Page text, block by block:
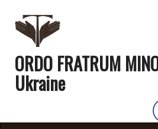
ORDO FRATRUM
Ukraine